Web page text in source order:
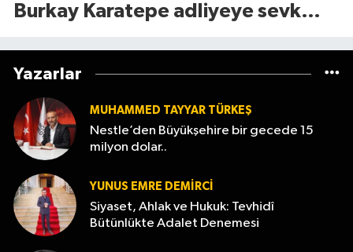
Burkay Karatepe adliyeye sevk
Yazarlar
MUHAMMED TAYYAR TÜRKEŞ
Nestle’den Büyükşehire bir gecede 15
milyon dolar..
YUNUS EMRE DEMIRCI
Siyaset, Ahlak ve Hukuk: Tevhidî
Bütünlükte Adalet Denemesi